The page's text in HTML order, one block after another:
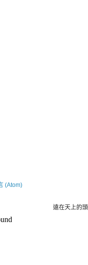
(Atom)
遠在天上的